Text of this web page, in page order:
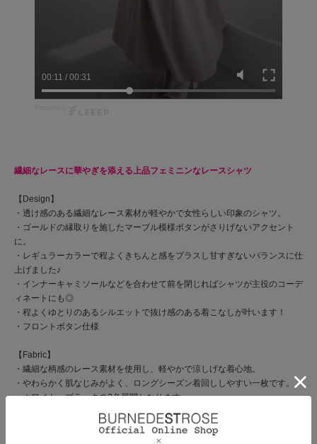
00:12 /00:31
繊細なレースに華やぎを添える上品フェミニンなレースシャツ
【Design】
・透け感のある繊細なレース素材が軽やかで女性らしい印象のシャツ。
・ゴールドの縁取りを施したマーブル模様ボタンがさりげないアクセント
に。
・レギュラーカラーで程よくきちんと感をプラスし甘すぎないバランスに仕
上げました♪
・インナーキャミソールなどを合わせて前を閉じればシャツが主役のコーデ
ィネートにも◎
・程よくゆとりのあるシルエットで抜け感のある着こなしが叶います！
・フロントボタン仕様
【Fabric】
・繊細な柄感のレース素材を使用し、軽やかで涼しげな着心地。
・やわらかく肌なじみがよく、ロングシーズン着回ししやすい一枚です。
・ホワイト、ブラックの2色展開となります。